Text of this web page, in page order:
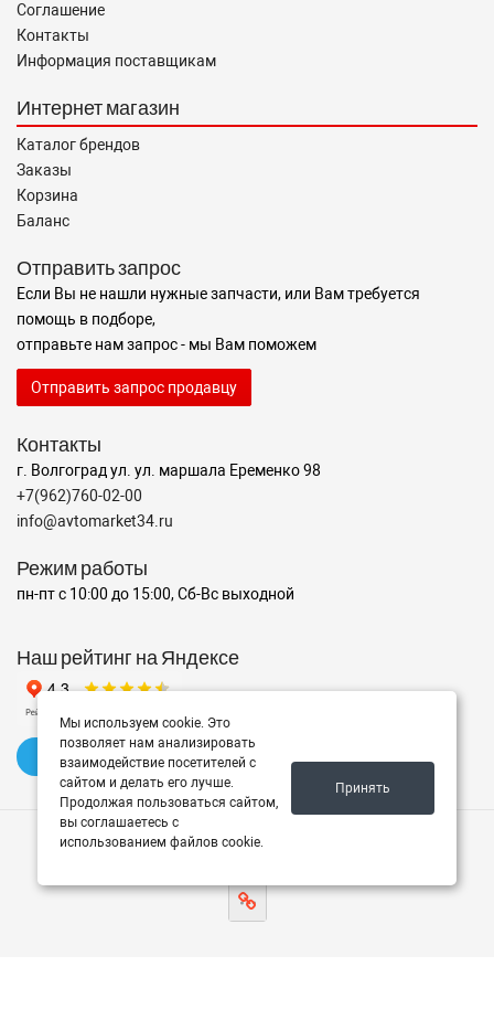
Соглашение
Контакты
Информация поставщикам
Интернет магазин
Каталог брендов
Заказы
Корзина
Баланс
Отправить запрос
Если Вы не нашли нужные запчасти, или Вам требуется
помощь в подборе,
отправьте нам запрос - мы Вам поможем
Отправить запрос продавцу
Контакты
г. Волгоград ул. ул. маршала Еременко 98
+7(962)760-02-00
info@avtomarket34.ru
Режим работы
пн-пт с 10:00 до 15:00, Сб-Вс выходной
Наш рейтинг на Яндексе
✍️ Оставить отзыв
Мы используем cookie. Это
позволяет нам анализировать
взаимодействие посетителей с
сайтом и делать его лучше.
Продолжая пользоваться сайтом,
вы соглашаетесь с
использованием файлов cookie.
Принять